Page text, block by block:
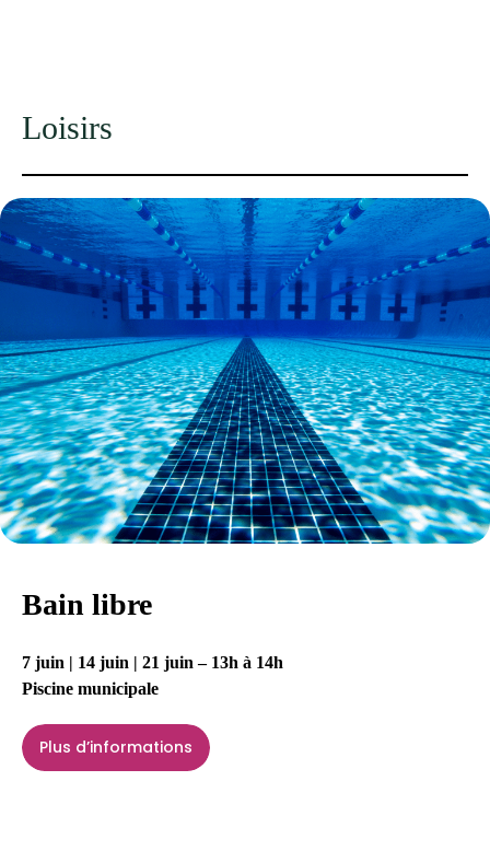
Loisirs
Bain libre
7 juin | 14 juin | 21 juin – 13h à 14h
Piscine municipale
Plus d’informations